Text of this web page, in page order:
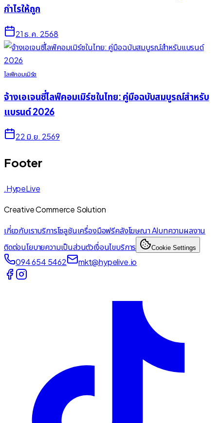
กำไรให้ถูก
21 ธ.ค. 2568
ไลฟ์คอมเมิร์ซ
จ้างเอเจนซี่ไลฟ์คอมเมิร์ซในไทย: คู่มือฉบับสมบูรณ์สำหรับ
แบรนด์ 2026
22 มิ.ย. 2569
Footer
.HypeLive
Creative Commerce Solution
เกี่ยวกับเราบริการโซลูชันเครื่องมือฟรีคลังโฆษณา AIบทความผลงาน
ติดต่อนโยบายความเป็นส่วนตัวเงื่อนไขบริการ Cookie Settings
094 654 5462 mkt@hypelive.io